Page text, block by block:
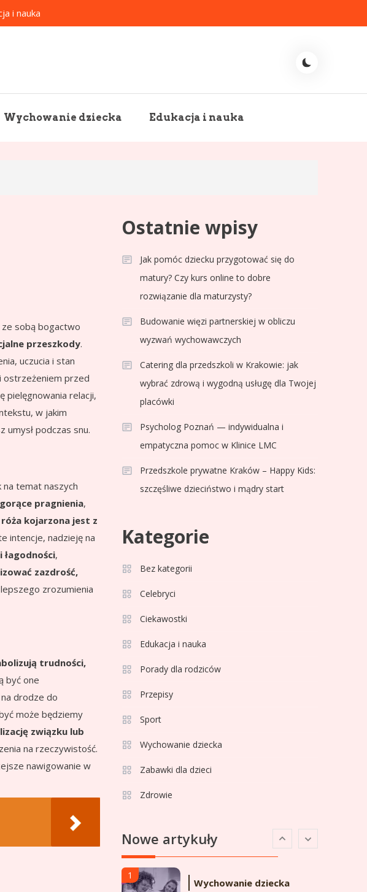
i nauka
Wychowanie dziecka Edukacja i nauka
sobą bogactwo
przeszkody.
uczucia i stan
ostrzeżeniem przed
pielęgnowania relacji,
w jakim
umysł podczas snu.
temat naszych
pragnienia,
róża kojarzona jest z
intencje, nadzieję na
łagodności,
zazdrość,
zrozumienia
trudności,
być one
drodze do
może będziemy
związku lub
na rzeczywistość.
nawigowanie w
Ostatnie wpisy
Jak pomóc dziecku przygotować się do
matury? Czy kurs online to dobre
rozwiązanie dla maturzysty?
Budowanie więzi partnerskiej w obliczu
wyzwań wychowawczych
Catering dla przedszkoli w Krakowie: jak
wybrać zdrową i wygodną usługę dla Twojej
placówki
Psycholog Poznań — indywidualna i
empatyczna pomoc w Klinice LMC
Przedszkole prywatne Kraków – Happy Kids:
szczęśliwe dzieciństwo i mądry start
Kategorie
Bez kategorii
Celebryci
Ciekawostki
Edukacja i nauka
Porady dla rodziców
Przepisy
Sport
Wychowanie dziecka
Zabawki dla dzieci
Zdrowie
Nowe artykuły
3
formy i statystyk
4
La Liga rankingi: Tabela,
5
Lech Poznań rankingi:
Analiza pozycji w
6
Analiza pozycji w
Ekstraklasie i historyczne
dane
1
Wychowanie dziecka